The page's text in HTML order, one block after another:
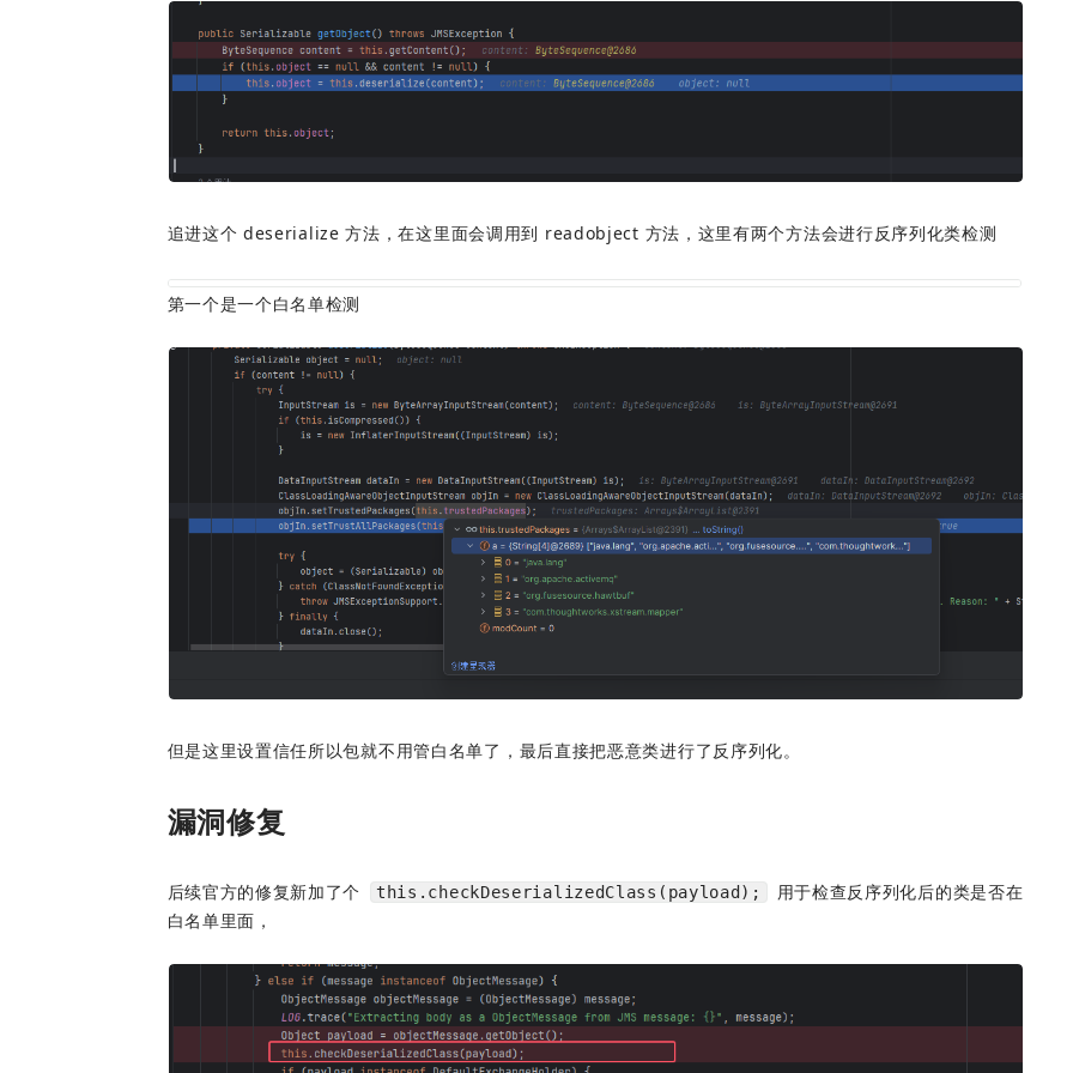
追进这个 deserialize 方法，在这里面会调用到 readobject 方法，这里有两个方法会进行反序列化类检测
第一个是一个白名单检测
但是这里设置信任所以包就不用管白名单了，最后直接把恶意类进行了反序列化。
漏洞修复
后续官方的修复新加了个 this.checkDeserializedClass(payload);
用于检查反序列化后的类是否在
白名单里面，